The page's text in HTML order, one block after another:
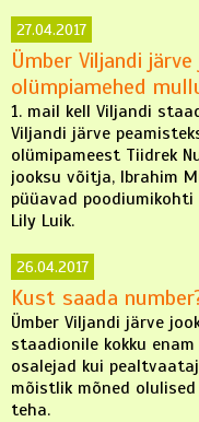
27.04.2017
Ümber Viljandi
olümpiamehed
1. mail kell Viljandi
Viljandi järve
olümipameest Tiidrek
jooksu võitja, Ibrahim
püüavad
Lily Luik.
26.04.2017
Kust saada
Ümber Viljandi järve
staadionile kokku
osalejad kui
mõistlik mõned
teha.